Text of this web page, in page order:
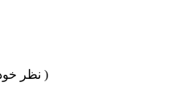
( نظر خود درباره این محصول را ثبت نمایید )